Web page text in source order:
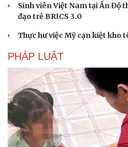
Sinh viên Việt Nam tại Ấn Độ
đạo trẻ BRICS 3.0
Thực hư việc Mỹ cạn kiệt kho
PHÁP LUẬT